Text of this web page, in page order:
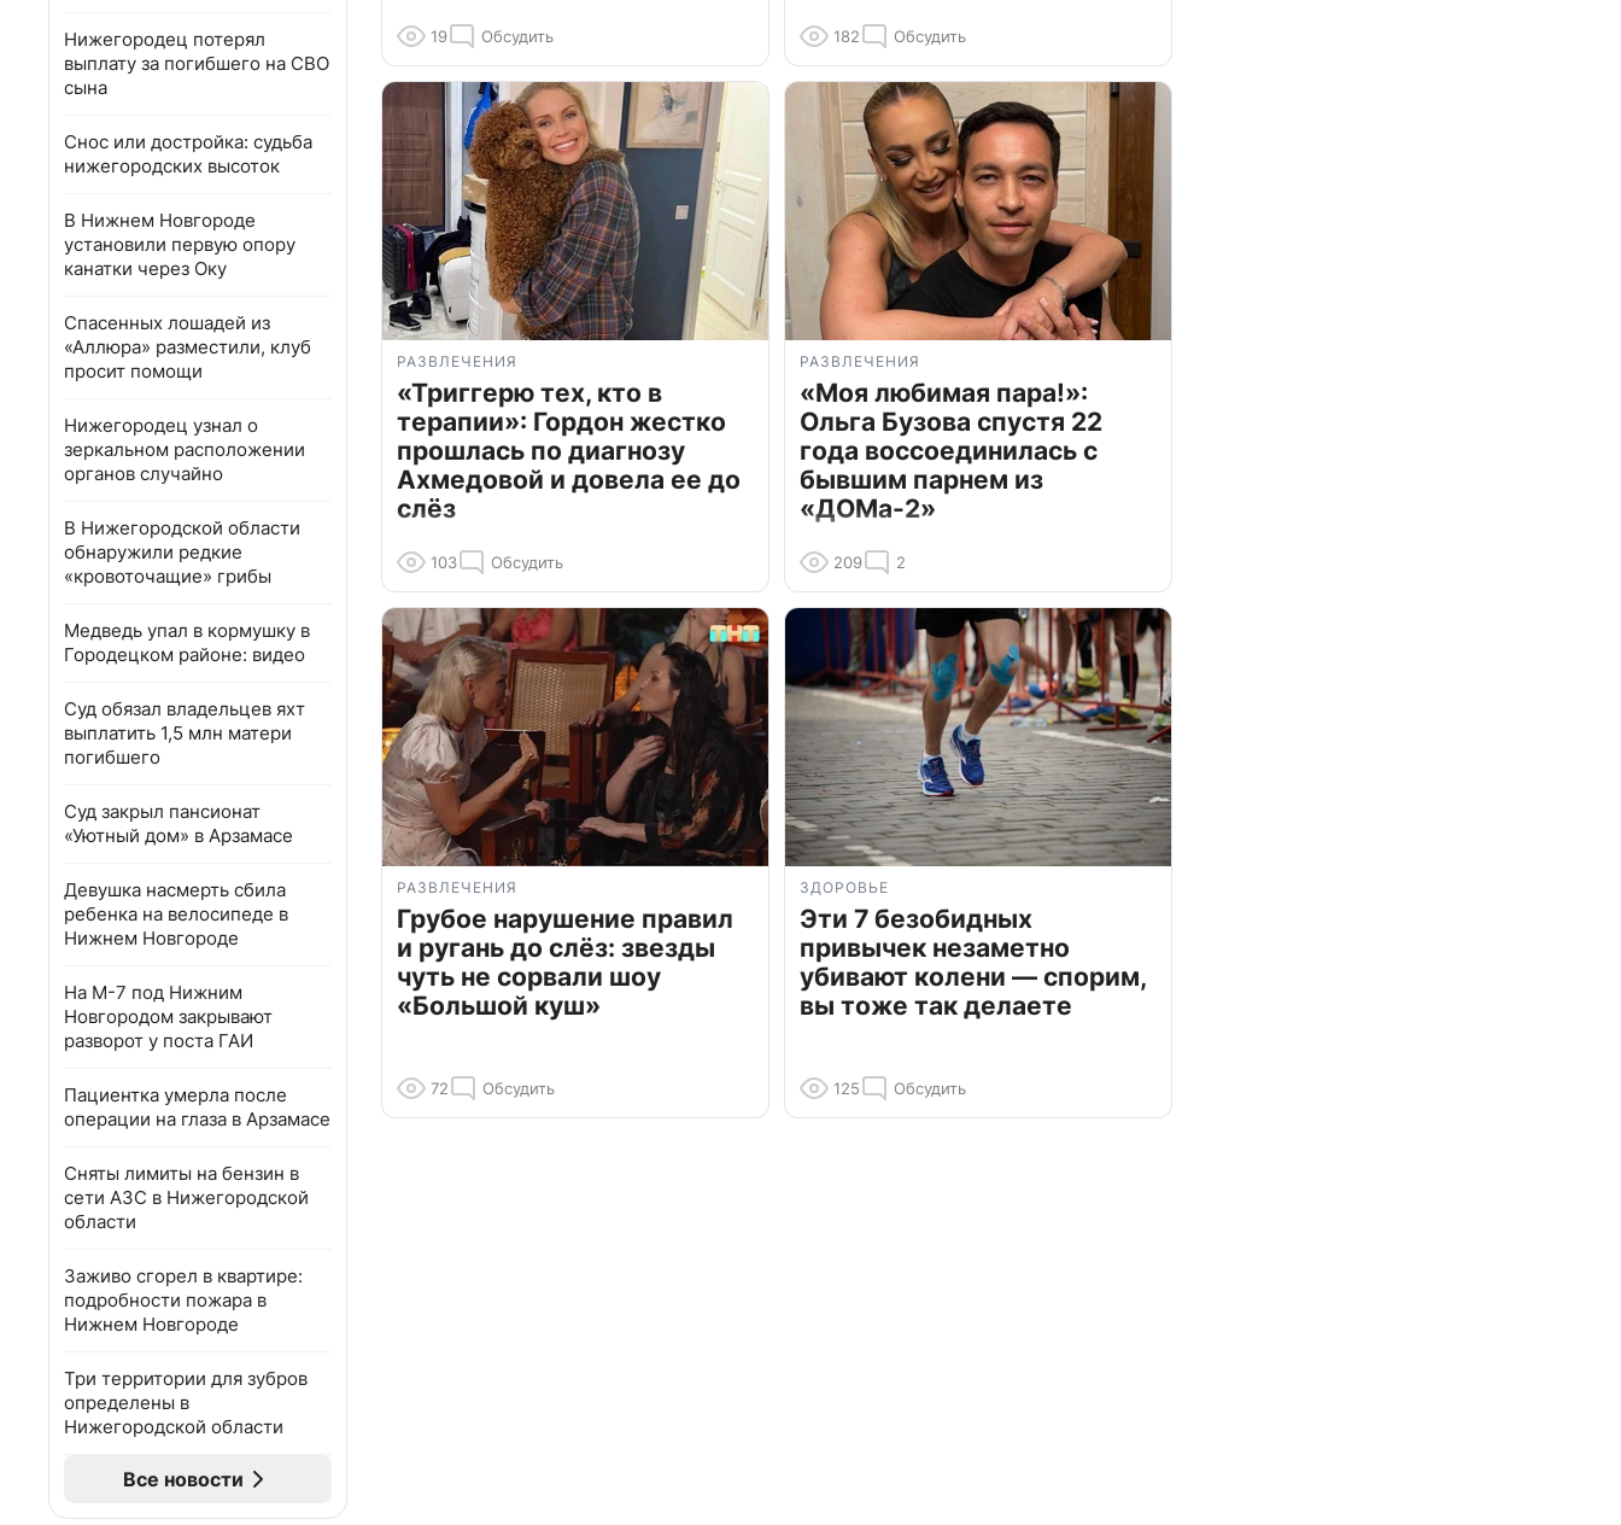
Нижегородец потерял
выплату за погибшего на СВО
сына
Снос или достройка: судьба
нижегородских высоток
В Нижнем Новгороде
установили первую опору
канатки через Оку
Спасенных лошадей из
«Аллюра» разместили, клуб
просит помощи
Нижегородец узнал о
зеркальном расположении
органов случайно
В Нижегородской области
обнаружили редкие
«кровоточащие» грибы
Медведь упал в кормушку в
Городецком районе: видео
Суд обязал владельцев яхт
выплатить 1,5 млн матери
погибшего
Суд закрыл пансионат
«Уютный дом» в Арзамасе
Девушка насмерть сбила
ребенка на велосипеде в
Нижнем Новгороде
На М-7 под Нижним
Новгородом закрывают
разворот у поста ГАИ
Пациентка умерла после
операции на глаза в Арзамасе
Сняты лимиты на бензин в
сети АЗС в Нижегородской
области
Заживо сгорел в квартире:
подробности пожара в
Нижнем Новгороде
Три территории для зубров
определены в
Нижегородской области
Все новости
19 Обсудить 182 Обсудить
РАЗВЛЕЧЕНИЯ
«Триггерю тех, кто в
терапии»: Гордон жестко
прошлась по диагнозу
Ахмедовой и довела ее до
слёз
103 Обсудить
РАЗВЛЕЧЕНИЯ
«Моя любимая пара!»:
Ольга Бузова спустя 22
года воссоединилась с
бывшим парнем из
«ДОМа-2»
209 2
РАЗВЛЕЧЕНИЯ
Грубое нарушение правил
и ругань до слёз: звезды
чуть не сорвали шоу
«Большой куш»
72 Обсудить
ЗДОРОВЬЕ
Эти 7 безобидных
привычек незаметно
убивают колени — спорим,
вы тоже так делаете
125 Обсудить